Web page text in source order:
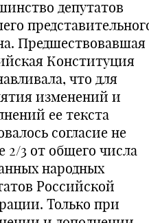
депутатов
Предшествовавшая
Конституция
что для
изменений и
ее текста
согласие не
2/3 от общего числа
народных
Российской
Только при